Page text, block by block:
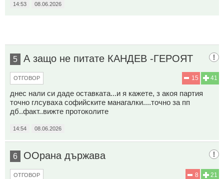
14:53 08.06.2026
5 А защо не питате КАНДЕВ -ГЕРОЯТ
41
15
ОТГОВОР
днес нали си даде оставката...и я кажете, з акоя партия
точно глсуваха софийските манагалки....точно за пп
дб..факт..вижте протоколите
14:54 08.06.2026
6 ООрана държава
21
8
ОТГОВОР